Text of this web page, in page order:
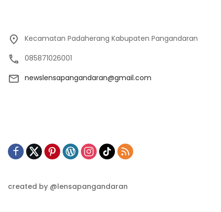
Kecamatan Padaherang Kabupaten Pangandaran
085871026001
newslensapangandaran@gmail.com
created by @lensapangandaran